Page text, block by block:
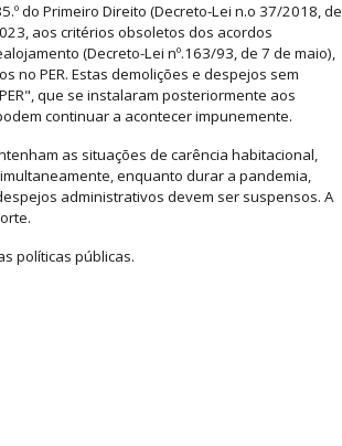
do Primeiro Direito (Decreto-Lei n.o 37/2018, de
aos critérios obsoletos dos acordos
(Decreto-Lei nº.163/93, de 7 de maio),
PER. Estas demolições e despejos sem
que se instalaram posteriormente aos
continuar a acontecer impunemente.
as situações de carência habitacional,
enquanto durar a pandemia,
administrativos devem ser suspensos. A
políticas públicas.